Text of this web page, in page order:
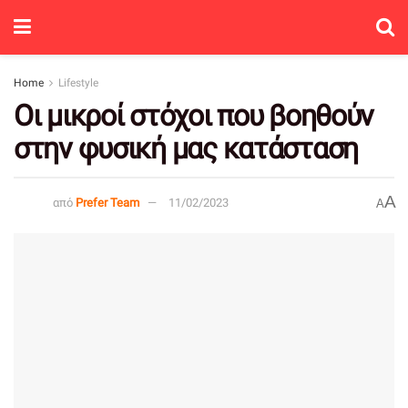
Home Lifestyle
Οι μικροί στόχοι που βοηθούν
στην φυσική μας κατάσταση
από Prefer Team 11/02/2023 AA